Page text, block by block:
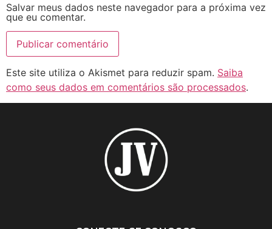
Salvar meus dados neste navegador para a próxima vez
que eu comentar.
Este site utiliza o Akismet para reduzir spam. Saiba
como seus dados em comentários são processados.